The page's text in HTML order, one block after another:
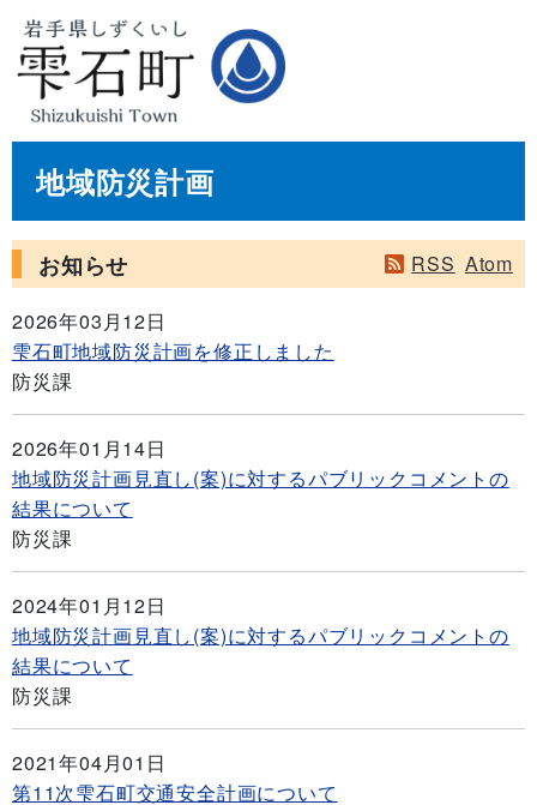
地域防災計画
お知らせ RSS Atom
2026年03月12日
雫石町地域防災計画を修正しました
防災課
2026年01月14日
地域防災計画見直し(案)に対するパブリックコメントの
結果について
防災課
2024年01月12日
地域防災計画見直し(案)に対するパブリックコメントの
結果について
防災課
2021年04月01日
第11次雫石町交通安全計画について